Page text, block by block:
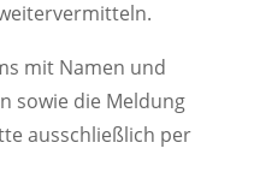
mit Namen und
sowie die Meldung
ausschließlich per